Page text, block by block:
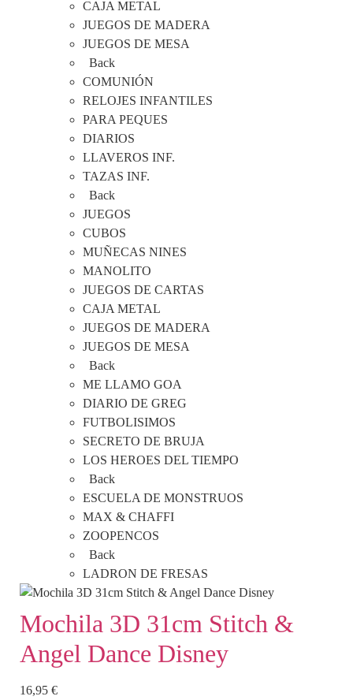
CAJA METAL
JUEGOS DE MADERA
JUEGOS DE MESA
Back
COMUNIÓN
RELOJES INFANTILES
PARA PEQUES
DIARIOS
LLAVEROS INF.
TAZAS INF.
Back
JUEGOS
CUBOS
MUÑECAS NINES
MANOLITO
JUEGOS DE CARTAS
CAJA METAL
JUEGOS DE MADERA
JUEGOS DE MESA
Back
ME LLAMO GOA
DIARIO DE GREG
FUTBOLISIMOS
SECRETO DE BRUJA
LOS HEROES DEL TIEMPO
Back
ESCUELA DE MONSTRUOS
MAX & CHAFFI
ZOOPENCOS
Back
LADRON DE FRESAS
Mochila 3D 31cm Stitch &
Angel Dance Disney
16,95 €